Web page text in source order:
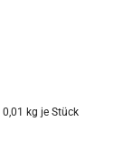
0,01 kg je Stück